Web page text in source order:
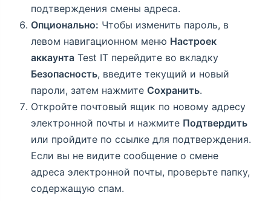
подтверждения смены адреса.
Опционально: Чтобы изменить пароль, в
левом навигационном меню Настроек
аккаунта Test IT перейдите во вкладку
Безопасность, введите текущий и новый
пароли, затем нажмите Сохранить.
Откройте почтовый ящик по новому адресу
электронной почты и нажмите Подтвердить
или пройдите по ссылке для подтверждения.
Если вы не видите сообщение о смене
адреса электронной почты, проверьте папку,
содержащую спам.